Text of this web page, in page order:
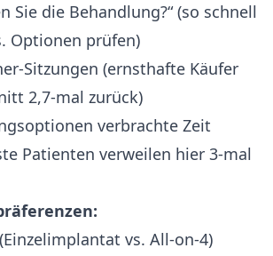
Sie die Behandlung?“ (so schnell
Optionen prüfen)
Sitzungen (ernsthafte Käufer
2,7-mal zurück)
verbrachte Zeit
Patienten verweilen hier 3-mal
vs. All-on-4)